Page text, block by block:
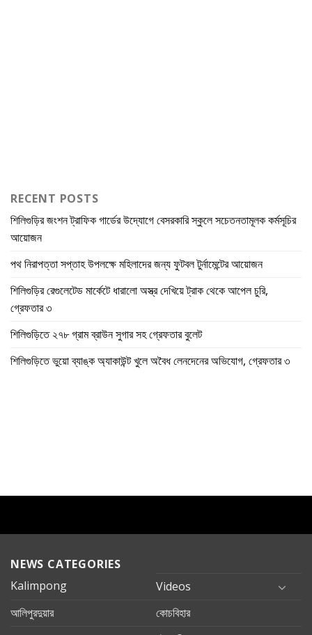
RECENT POSTS
শিলিগুড়ির জংশন ট্রাফিক গার্ডের উদ্যোগে বেসরকারি স্কুলে সচেতনতামূলক কর্মসূচির
আয়োজন
পথ নিরাপত্তা সপ্তাহ উপলক্ষে মহিলাদের জন্য ফুটবল টুর্নামেন্টের আয়োজন
শিলিগুড়ির রেগুলেটেড মার্কেটে ধারালো অস্ত্র দেখিয়ে ট্রাক থেকে আপেল চুরি,
গ্রেফতার ৩
শিলিগুড়িতে ২৭৮ গ্রাম ব্রাউন সুগার সহ গ্রেফতার বুলেট
শিলিগুড়িতে ভুয়ো ব্যাঙ্ক অ্যাকাউন্ট খুলে অবৈধ লেনদেনের অভিযোগ, গ্রেফতার ৩
NEWS CATEGORIES
Kalimpong
Videos
আলিপুরদুয়ার
কোচবিহার